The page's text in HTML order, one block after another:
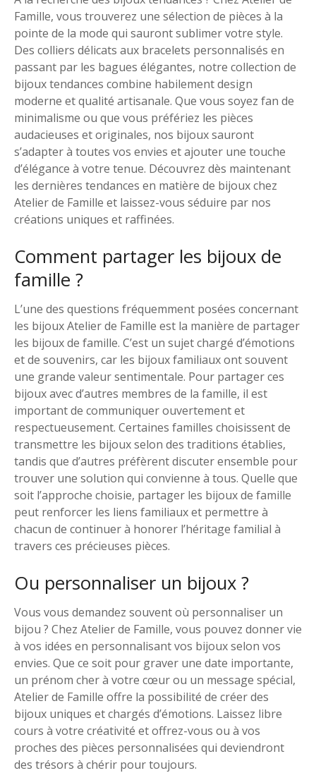
Famille, vous trouverez une sélection de pièces à la
pointe de la mode qui sauront sublimer votre style.
Des colliers délicats aux bracelets personnalisés en
passant par les bagues élégantes, notre collection de
bijoux tendances combine habilement design
moderne et qualité artisanale. Que vous soyez fan de
minimalisme ou que vous préfériez les pièces
audacieuses et originales, nos bijoux sauront
s’adapter à toutes vos envies et ajouter une touche
d’élégance à votre tenue. Découvrez dès maintenant
les dernières tendances en matière de bijoux chez
Atelier de Famille et laissez-vous séduire par nos
créations uniques et raffinées.
Comment partager les bijoux de
famille ?
L’une des questions fréquemment posées concernant
les bijoux Atelier de Famille est la manière de partager
les bijoux de famille. C’est un sujet chargé d’émotions
et de souvenirs, car les bijoux familiaux ont souvent
une grande valeur sentimentale. Pour partager ces
bijoux avec d’autres membres de la famille, il est
important de communiquer ouvertement et
respectueusement. Certaines familles choisissent de
transmettre les bijoux selon des traditions établies,
tandis que d’autres préfèrent discuter ensemble pour
trouver une solution qui convienne à tous. Quelle que
soit l’approche choisie, partager les bijoux de famille
peut renforcer les liens familiaux et permettre à
chacun de continuer à honorer l’héritage familial à
travers ces précieuses pièces.
Ou personnaliser un bijoux ?
Vous vous demandez souvent où personnaliser un
bijou ? Chez Atelier de Famille, vous pouvez donner vie
à vos idées en personnalisant vos bijoux selon vos
envies. Que ce soit pour graver une date importante,
un prénom cher à votre cœur ou un message spécial,
Atelier de Famille offre la possibilité de créer des
bijoux uniques et chargés d’émotions. Laissez libre
cours à votre créativité et offrez-vous ou à vos
proches des pièces personnalisées qui deviendront
des trésors à chérir pour toujours.